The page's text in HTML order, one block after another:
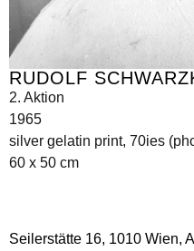
RUDOLF
2. Aktion
1965
silver gelatin print, 70ies
60 x 50 cm
Seilerstätte 16, 1010 Wien,